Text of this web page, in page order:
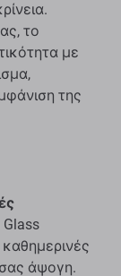
το
με
της
άψογη.